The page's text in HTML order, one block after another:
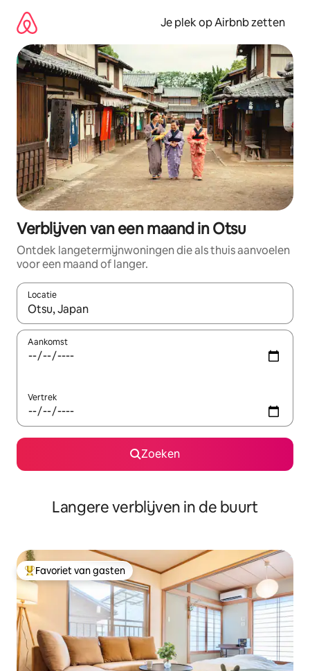
direct
naar
inhoud
Je plek op Airbnb zetten
Verblijven van een maand in Otsu
Ontdek langetermijnwoningen die als thuis aanvoelen
voor een maand of langer.
Locatie
Wanneer er resultaten beschikbaar zijn, maak je een keuze
Aankomst
Vertrek
Zoeken
Langere verblijven in de buurt
Topfavoriet van gasten
Favoriet van gasten